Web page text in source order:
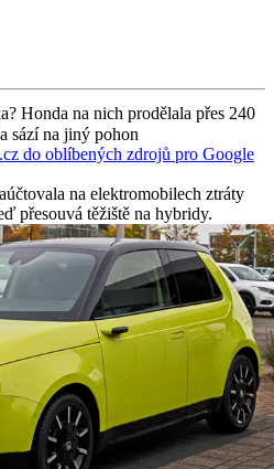
Honda na nich prodělala přes 240
sází na jiný pohon
do oblíbených zdrojů pro Google
na elektromobilech ztráty
přesouvá těžiště na hybridy.